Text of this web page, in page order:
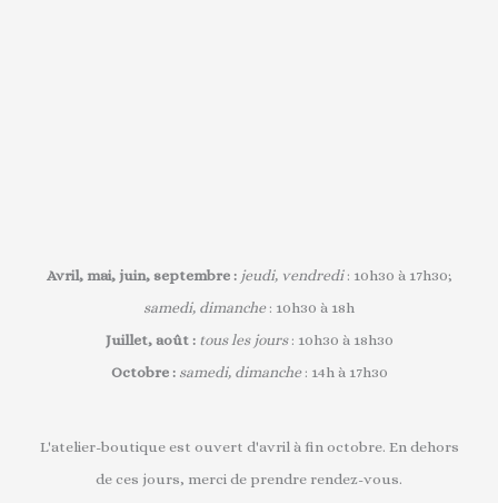
Avril, mai, juin, septembre : jeudi, vendredi: 10h30 à 17h30;
samedi, dimanche: 10h30 à 18h
Juillet, août : tous les jours: 10h30 à 18h30
Octobre : samedi, dimanche: 14h à 17h30
L'atelier-boutique est ouvert d'avril à fin octobre. En dehors
de ces jours, merci de prendre rendez-vous.